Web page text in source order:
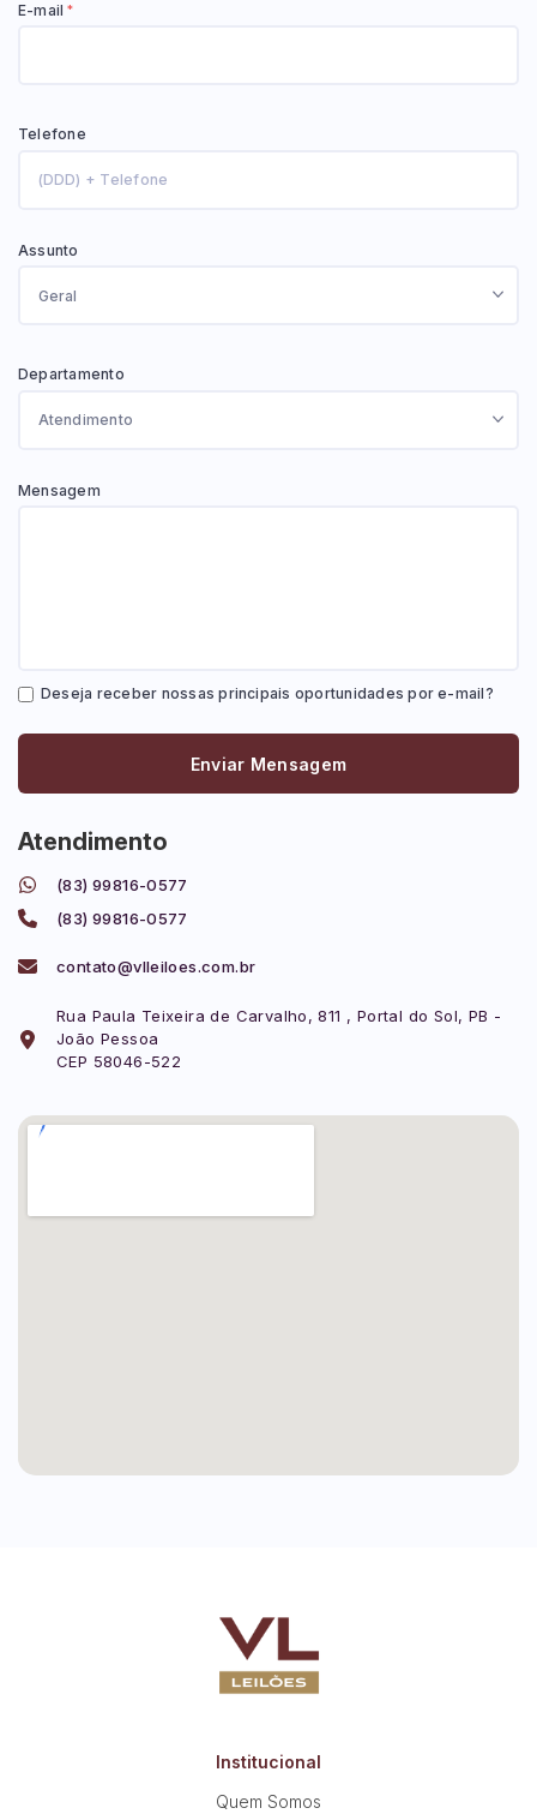
Atendimento
(83) 99816-0577
(83) 99816-0577
contato@vlleiloes.com.br
Rua Paula Teixeira de Carvalho, 811 , Portal do Sol, PB -
João Pessoa
CEP 58046-522
E-mail *
Telefone
Assunto
Departamento
Mensagem
Deseja receber nossas principais oportunidades por e-mail?
Enviar Mensagem
Institucional
Quem Somos